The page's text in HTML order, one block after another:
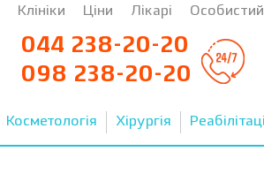
Клініки Ціни Лікарі Особистий
044 238-20-20
098 238-20-20
Косметологія Хірургія